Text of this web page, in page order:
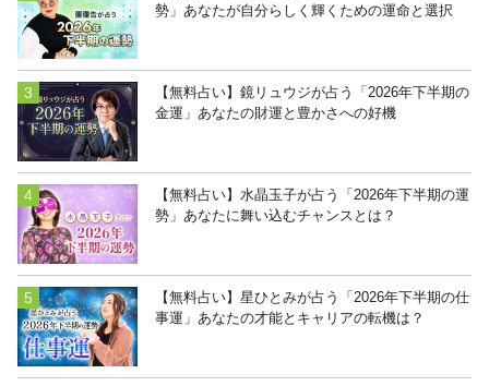
勢」あなたが自分らしく輝くための運命と選択
【無料占い】鏡リュウジが占う「2026年下半期の
金運」あなたの財運と豊かさへの好機
【無料占い】水晶玉子が占う「2026年下半期の運
勢」あなたに舞い込むチャンスとは？
【無料占い】星ひとみが占う「2026年下半期の仕
事運」あなたの才能とキャリアの転機は？